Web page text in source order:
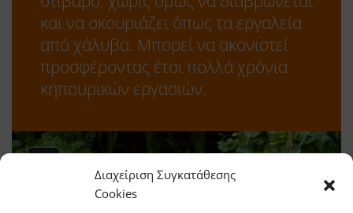
Διαχείριση Συγκατάθεσης
Cookies
και να σκουριάζει όπως τα εργαλεία
από χάλυβα. Μπορεί να ακονιστεί
προσφέροντας έτσι πολλά χρόνια
κηπουρικών εργασιών.